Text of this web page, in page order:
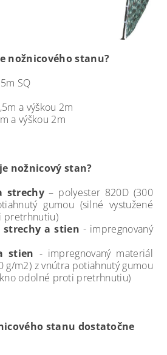
nožnicového stanu?
SQ
a výškou 2m
a výškou 2m
nožnicový stan?
strechy– polyester 820D (300
gumou (silné vystužené
pretrhnutiu)
a stien - impregnovaný
stien - impregnovaný materiál
g/m2) z vnútra potiahnutý gumou
odolné proti pretrhnutiu)
stanu dostatočne